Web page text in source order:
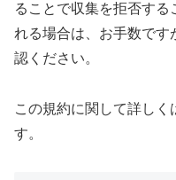
ることで収集を拒否する
れる場合は、お手数です
認ください。
この規約に関して詳しく
す。